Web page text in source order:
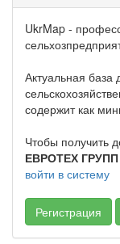
UkrMap -
Актуальная база
содержит как
Чтобы получить
ЕВРОТЕХ
войти в систему
Регистрация